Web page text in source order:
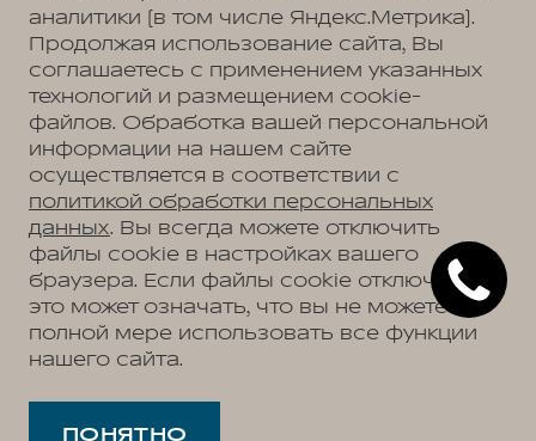
Согласие на коммуникацию
Согласие на предоставление персональных данных третьим лицам
Согласие на обработку ПД
Адрес
Самара, Южное шоссе, д. 14
Телефон
+7 (846) 211-58-17
АВТОМОБИЛИ В НАЛИЧИИ
МОДЕЛЬНЫЙ РЯД
WEY 05
WEY 80 Премиум
WEY 07
ВЛАДЕЛЬЦАМ
Сервис
О ДИЛЕРЕ
аналитики (в том числе Яндекс.Метрика).
Продолжая использование сайта, Вы
соглашаетесь с применением указанных
технологий и размещением cookie-
файлов. Обработка вашей персональной
информации на нашем сайте
осуществляется в соответствии с
политикой обработки персональных
данных. Вы всегда можете отключить
файлы cookie в настройках вашего
браузера. Если файлы cookie отключены,
это может означать, что вы не можете в
полной мере использовать все функции
нашего сайта.
ПОНЯТНО